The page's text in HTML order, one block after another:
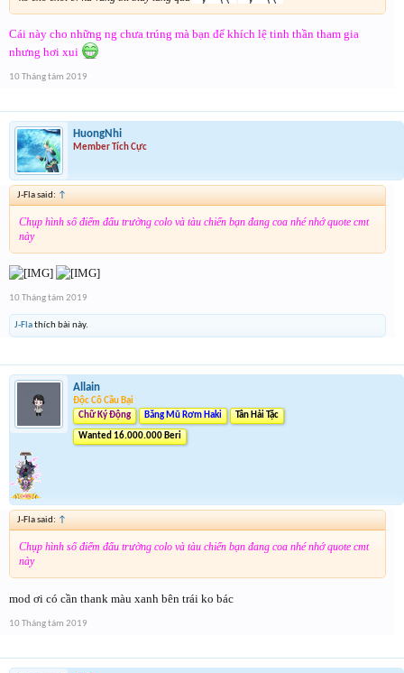
Cái này cho những ng chưa trúng mà bạn để khích lệ tinh thần tham gia
nhưng hơi xui
10 Tháng tám 2019
HuongNhi
Member Tích Cực
J-Fla said: ↑
Chụp hình số điểm đấu trường colo và tàu chiến bạn đang coa nhé nhớ quote cmt
này
10 Tháng tám 2019
J-Flathích bài này.
Allain
Độc Cô Cầu Bại
Chữ Ký Động
Băng Mũ Rơm Haki Tân Hải Tặc
Wanted 16.000.000 Beri
J-Fla said: ↑
Chụp hình số điểm đấu trường colo và tàu chiến bạn đang coa nhé nhớ quote cmt
này
mod ơi có cần thank màu xanh bên trái ko bác
10 Tháng tám 2019